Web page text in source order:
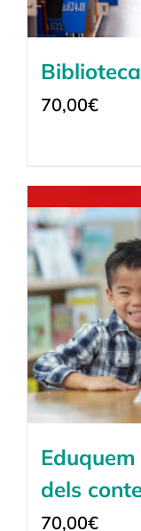
70,00€
dels
70,00€